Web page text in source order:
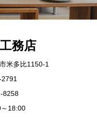
務店
米多比1150-1
2791
8258
18:00